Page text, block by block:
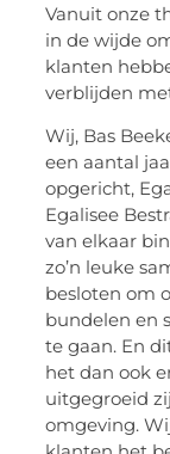
Vanuit onze
in de wijde
klanten
verblijden
Wij, Bas
een aantal
opgericht,
Egalisee
van elkaar
zo’n leuke
besloten om
bundelen en
te gaan. En
het dan ook
uitgegroeid
omgeving.